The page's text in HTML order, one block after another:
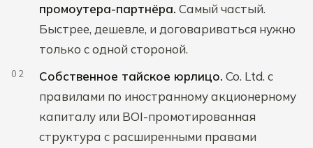
промоутера-партнёра. Самый частый.
Быстрее, дешевле, и договариваться нужно
только с одной стороной.
Собственное тайское юрлицо. Co. Ltd. с
правилами по иностранному акционерному
капиталу или BOI-промотированная
структура с расширенными правами